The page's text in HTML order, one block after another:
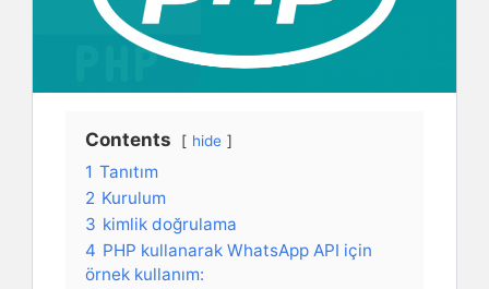
Contents hide
1 Tanıtım
2 Kurulum
3 kimlik doğrulama
4 PHP kullanarak WhatsApp API için
örnek kullanım: